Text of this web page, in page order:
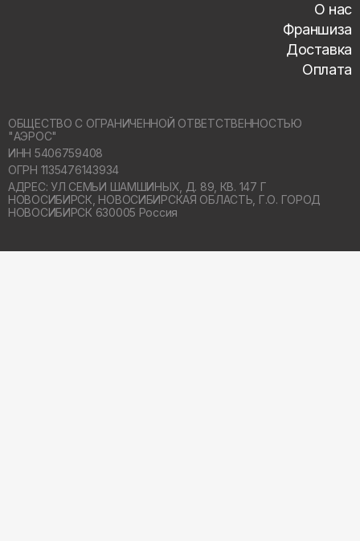
О нас
Франшиза
Доставка
Оплата
ОБЩЕСТВО С ОГРАНИЧЕННОЙ ОТВЕТСТВЕННОСТЬЮ
"АЭРОС"
ИНН 5406759408
ОГРН 1135476143934
АДРЕС: УЛ СЕМЬИ ШАМШИНЫХ, Д. 89, КВ. 147 Г
НОВОСИБИРСК, НОВОСИБИРСКАЯ ОБЛАСТЬ, Г.О. ГОРОД
НОВОСИБИРСК 630005 Россия